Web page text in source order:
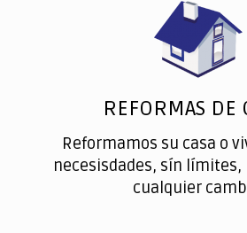
REFORMAS DE
Reformamos su casa o
necesisdades, sín límites,
cualquier